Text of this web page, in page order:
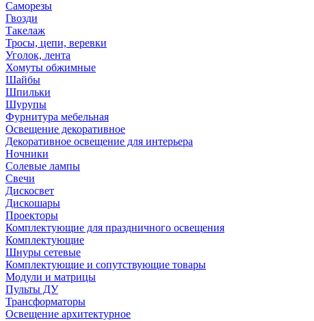
Саморезы
Гвозди
Такелаж
Тросы, цепи, веревки
Уголок, лента
Хомуты обжимные
Шайбы
Шпильки
Шурупы
Фурнитура мебельная
Освещение декоративное
Декоративное освещение для интерьера
Ночники
Солевые лампы
Свечи
Дискосвет
Дискошары
Проекторы
Комплектующие для праздничного освещения
Комплектующие
Шнуры сетевые
Комплектующие и сопутствующие товары
Модули и матрицы
Пульты ДУ
Трансформаторы
Освещение архитектурное